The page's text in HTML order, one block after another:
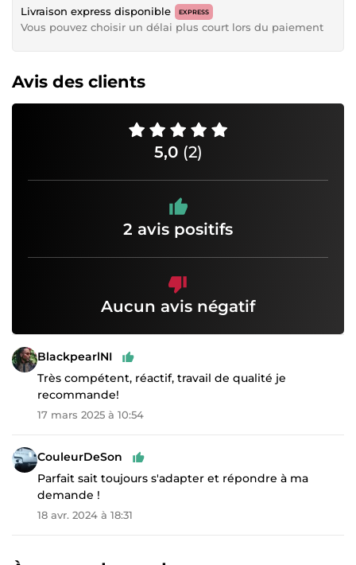
Livraison express disponible EXPRESS
Vous pouvez choisir un délai plus court lors du paiement
Avis des clients
5,0 (2)
2 avis positifs
Aucun avis négatif
BlackpearlNI
Très compétent, réactif, travail de qualité je
recommande!
17 mars 2025 à 10:54
CouleurDeSon
Parfait sait toujours s'adapter et répondre à ma
demande !
18 avr. 2024 à 18:31